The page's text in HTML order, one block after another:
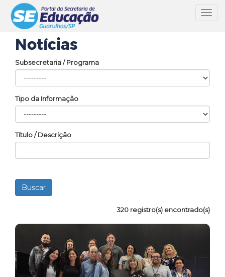
Notícias
Subsecretaria / Programa
Tipo da Informação
Título / Descrição
320 registro(s) encontrado(s)